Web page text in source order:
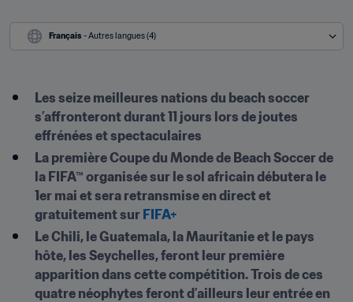
Français - Autres langues (4)
Les seize meilleures nations du beach soccer
s’affronteront durant 11 jours lors de joutes
effrénées et spectaculaires
La première Coupe du Monde de Beach Soccer de
la FIFA™ organisée sur le sol africain débutera le
1er mai et sera retransmise en direct et
gratuitement sur FIFA+
Le Chili, le Guatemala, la Mauritanie et le pays
hôte, les Seychelles, feront leur première
apparition dans cette compétition. Trois de ces
quatre néophytes feront d’ailleurs leur entrée en